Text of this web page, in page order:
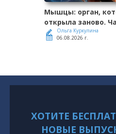
Мышцы: орган,
открыла заново.
Ольга Куркулина
06.08.2026 г.
ХОТИТЕ
НОВЫЕ